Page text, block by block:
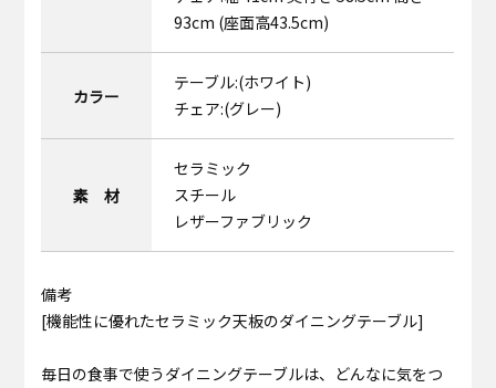
93cm (座面高43.5cm)
カラー
テーブル:(ホワイト)
チェア:(グレー)
素 材
セラミック
スチール
レザーファブリック
備考
[機能性に優れたセラミック天板のダイニングテーブル]
毎日の食事で使うダイニングテーブルは、どんなに気をつ